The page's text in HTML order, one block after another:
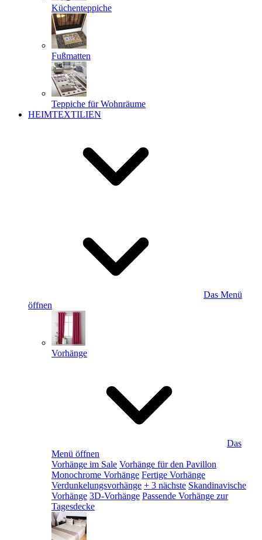
Küchenteppiche
Fußmatten
Teppiche für Wohnräume
HEIMTEXTILIEN
Das Menü
öffnen
Vorhänge
Das
Menü öffnen
Vorhänge im Sale Vorhänge für den Pavillon
Monochrome Vorhänge Fertige Vorhänge
Verdunkelungsvorhänge + 3 nächste Skandinavische
Vorhänge 3D-Vorhänge Passende Vorhänge zur
Tagesdecke